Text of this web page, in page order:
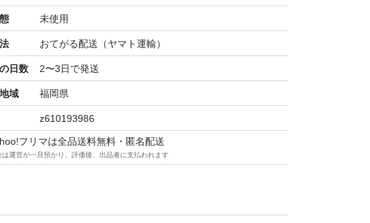
未使用
おてがる配送（ヤマト運輸）
日数 2〜3日で発送
域 福岡県
z610193986
フリマは全品送料無料・匿名配送
は運営が一旦預かり、評価後、出品者に支払われます